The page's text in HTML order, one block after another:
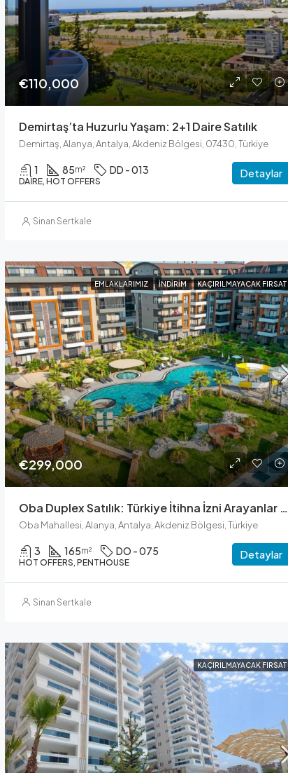
€110,000
Demirtaş’ta Huzurlu Yaşam: 2+1 Daire Satılık
Demirtaş, Alanya, Antalya, Akdeniz Bölgesi, 07430, Türkiye
1 85m² DD - 013
DAIRE, HOT OFFERS
Detaylar
Sinan Sertkale
EMLAKLARIMIZ İNDIRIM KAÇIRILMAYACAK FIRSAT
€299,000
Oba Duplex Satılık: Türkiye İtihna İzni Arayanlar İçin İdeal
Oba Mahallesi, Alanya, Antalya, Akdeniz Bölgesi, Türkiye
3 165m² DO - 075
HOT OFFERS, PENTHOUSE
Detaylar
Sinan Sertkale
KAÇIRILMAYACAK FIRSAT
Fiyatı Sorun